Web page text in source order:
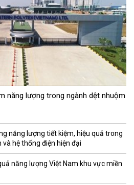
năng lượng trong ngành dệt nhuộm
năng lượng tiết kiệm, hiệu quả trong
hệ thống điện hiện đại
năng lượng Việt Nam khu vực miền